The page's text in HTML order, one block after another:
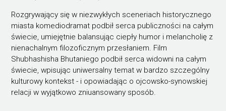
Rozgrywający się w niezwykłych sceneriach historycznego
miasta komediodramat podbił serca publiczności na całym
świecie, umiejętnie balansując ciepły humor i melancholię z
nienachalnym filozoficznym przesłaniem. Film
Shubhashisha Bhutaniego podbił serca widowni na całym
świecie, wpisując uniwersalny temat w bardzo szczególny
kulturowy kontekst - i opowiadając o ojcowsko-synowskiej
relacji w wyjątkowo zniuansowany sposób.